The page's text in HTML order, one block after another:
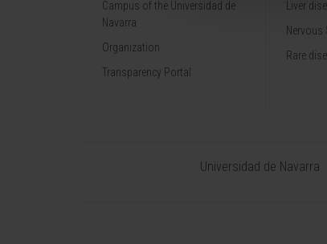
Campus of the Universidad de
Navarra
Organization
Transparency Portal
Liver
Nervous
Rare
Universidad de Navarra